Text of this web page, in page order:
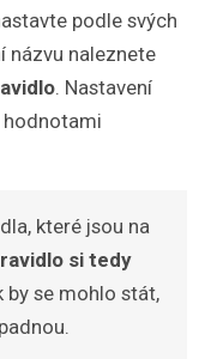
podle svých
názvu naleznete
. Nastavení
hodnotami
které jsou na
si tedy
by se mohlo stát,